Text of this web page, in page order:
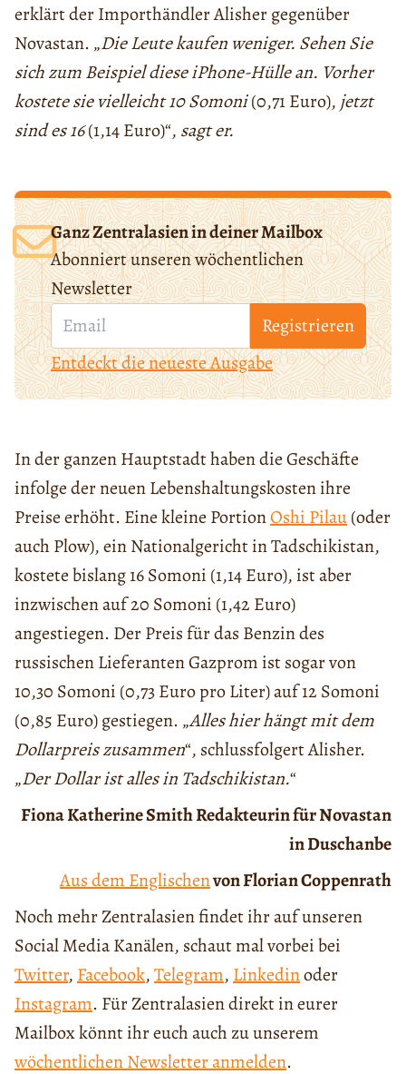
erklärt der Importhändler Alisher gegenüber
Novastan. „Die Leute kaufen weniger. Sehen Sie
sich zum Beispiel diese iPhone-Hülle an. Vorher
kostete sie vielleicht 10 Somoni(0,71 Euro), jetzt
sind es 16(1,14 Euro)“, sagt er.
Ganz Zentralasien in deiner Mailbox
Abonniert unseren wöchentlichen
Newsletter
Registrieren
Entdeckt die neueste Ausgabe
In der ganzen Hauptstadt haben die Geschäfte
infolge der neuen Lebenshaltungskosten ihre
Preise erhöht. Eine kleine PortionOshi Pilau(oder
auch Plow), ein Nationalgericht in Tadschikistan,
kostete bislang 16 Somoni (1,14 Euro), ist aber
inzwischen auf 20 Somoni (1,42 Euro)
angestiegen. Der Preis für das Benzin des
russischen Lieferanten Gazprom ist sogar von
10,30 Somoni (0,73 Euro pro Liter) auf 12 Somoni
(0,85 Euro) gestiegen. „Alles hier hängt mit dem
Dollarpreis zusammen“, schlussfolgert Alisher.
„Der Dollar ist alles in Tadschikistan.“
Fiona Katherine SmithRedakteurin für Novastan
in Duschanbe
Aus dem Englischenvon Florian Coppenrath
Noch mehr Zentralasien findet ihr auf unseren
Social Media Kanälen, schaut mal vorbei bei
Twitter, Facebook,Telegram, Linkedinoder
Instagram. Für Zentralasien direkt in eurer
Mailbox könnt ihr euch auch zu unserem
wöchentlichen Newsletter anmelden.